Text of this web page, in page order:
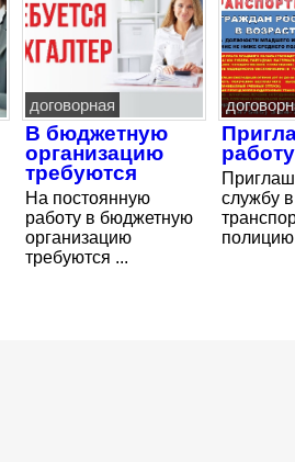
договорная
В бюджетную
организацию
требуются
На постоянную
работу в бюджетную
организацию
требуются ...
работу
службу в
полицию